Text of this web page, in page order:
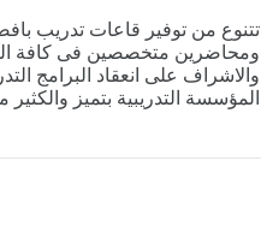
تتنوع من توفير قاعات تدريب
ومحاضرين متخصصين فى كافة
والاشراف على انعقاد البرامج
المؤسسة التدريبية بتميز